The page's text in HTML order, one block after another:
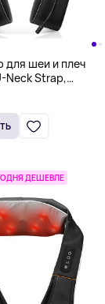
для шеи и плеч
Neck Strap,
ДЕШЕВЛЕ